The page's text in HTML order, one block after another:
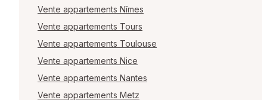
Vente appartements Nîmes
Vente appartements Tours
Vente appartements Toulouse
Vente appartements Nice
Vente appartements Nantes
Vente appartements Metz